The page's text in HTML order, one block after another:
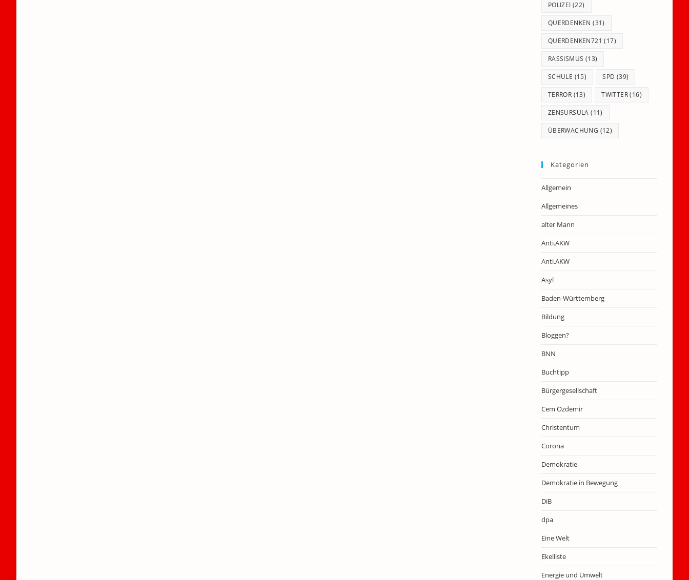
POLIZEI (22)
QUERDENKEN (31)
QUERDENKEN721 (17)
RASSISMUS (13)
SCHULE (15) SPD (39)
TERROR (13) TWITTER(16)
ZENSURSULA (11)
ÜBERWACHUNG (12)
Kategorien
Allgemein
Allgemeines
alter Mann
Anti.AKW
Anti.AKW
Asyl
Baden-Württemberg
Bildung
Bloggen?
BNN
Buchtipp
Bürgergesellschaft
Cem Özdemir
Christentum
Corona
Demokratie
Demokratie in Bewegung
DiB
dpa
Eine Welt
Ekelliste
Energie und Umwelt